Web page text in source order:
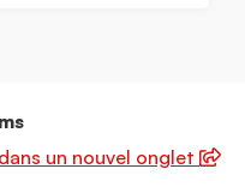
un nouvel onglet